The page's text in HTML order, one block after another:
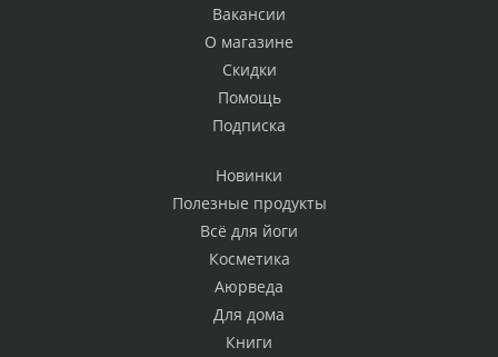
Вакансии
О магазине
Скидки
Помощь
Подписка
Новинки
Полезные продукты
Всё для йоги
Косметика
Аюрведа
Для дома
Книги